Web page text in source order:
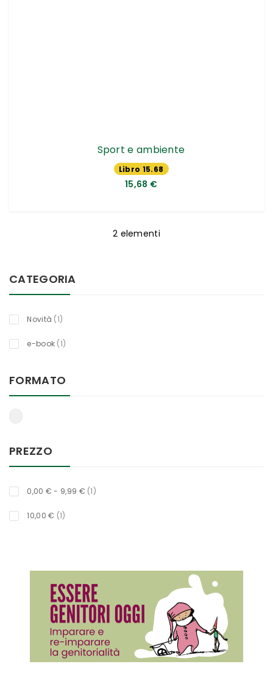
Sport e ambiente
Libro 15.68
€
15,68 €
2 elementi
CATEGORIA
Novità 1titolo
e-book 1titolo
FORMATO
PREZZO
0,00 € - 9,99 € 1titolo
10,00 € 1titolo